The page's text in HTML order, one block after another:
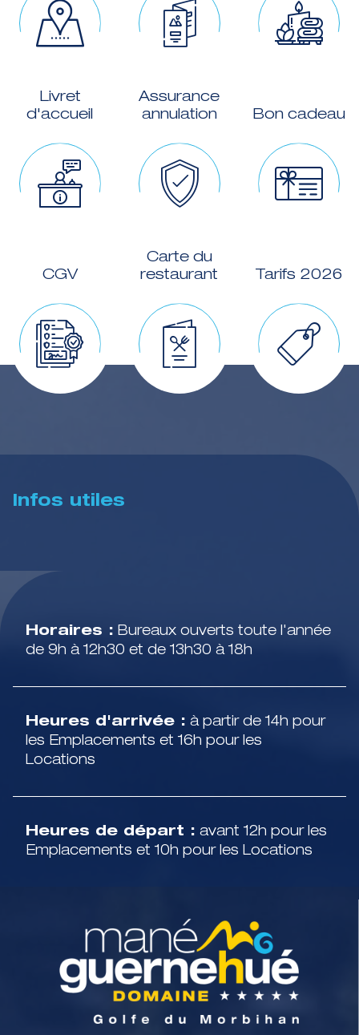
Livret
d'accueil
Assurance
annulation
Bon cadeau
CGV
Carte du
restaurant
Tarifs 2026
Infos utiles
Horaires : Bureaux ouverts toute l'année
de 9h à 12h30 et de 13h30 à 18h
Heures d'arrivée : à partir de 14h pour
les Emplacements et 16h pour les
Locations
Heures de départ : avant 12h pour les
Emplacements et 10h pour les Locations